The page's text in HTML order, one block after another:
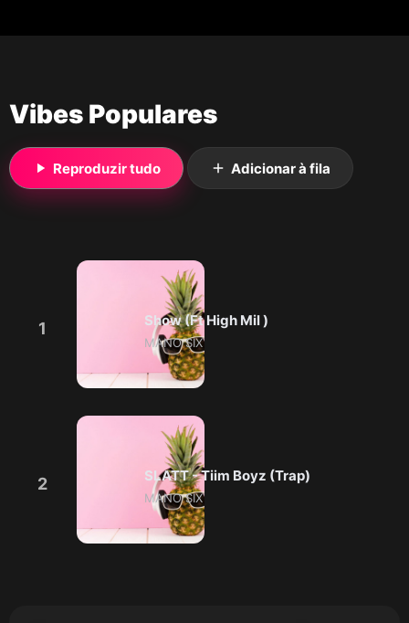
Vibes Populares
Reproduzir tudo Adicionar à fila
1 Show (Ft High Mil )
MANO SIX
2 SLATT - Tiim Boyz (Trap)
MANO SIX